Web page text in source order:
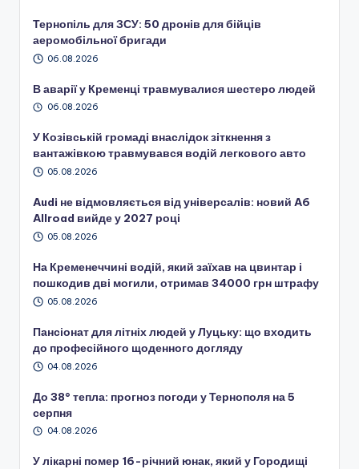
Тернопіль для ЗСУ: 50 дронів для бійців
аеромобільної бригади
06.08.2026
В аварії у Кременці травмувалися шестеро людей
06.08.2026
У Козівській громаді внаслідок зіткнення з
вантажівкою травмувався водій легкового авто
05.08.2026
Audi не відмовляється від універсалів: новий A6
Allroad вийде у 2027 році
05.08.2026
На Кременеччині водій, який заїхав на цвинтар і
пошкодив дві могили, отримав 34000 грн штрафу
05.08.2026
Пансіонат для літніх людей у Луцьку: що входить
до професійного щоденного догляду
04.08.2026
До 38° тепла: прогноз погоди у Тернополя на 5
серпня
04.08.2026
У лікарні помер 16-річний юнак, який у Городищі